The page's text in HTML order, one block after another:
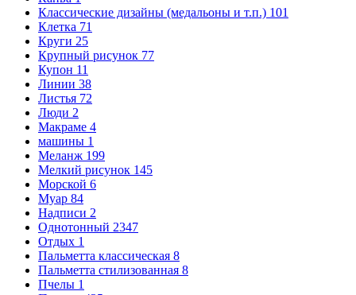
Классические дизайны (медальоны и т.п.) 101
Клетка 71
Круги 25
Крупный рисунок 77
Купон 11
Линии 38
Листья 72
Люди 2
Макраме 4
машины 1
Меланж 199
Мелкий рисунок 145
Морской 6
Муар 84
Надписи 2
Однотонный 2347
Отдых 1
Пальметта классическая 8
Пальметта стилизованная 8
Пчелы 1